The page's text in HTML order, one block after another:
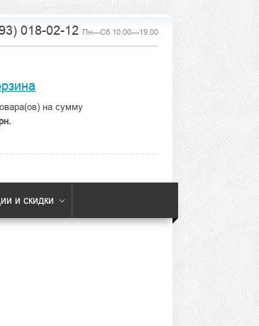
018-02-12 Пн—Сб 10.00—19.00
на сумму
и скидки